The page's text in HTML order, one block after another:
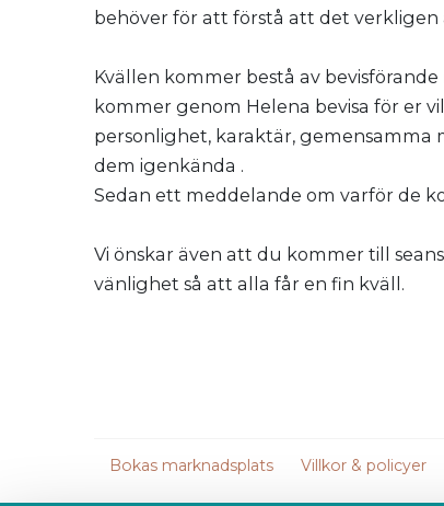
behöver för att förstå att det verkligen
Kvällen kommer bestå av
kommer genom Helena bevisa för er
personlighet, karaktär, gemensamma
dem igenkända .
Sedan ett meddelande om varför de
Vi önskar även att du kommer till
vänlighet så att alla får en fin kväll.
Bokas marknadsplats Villkor & policyer